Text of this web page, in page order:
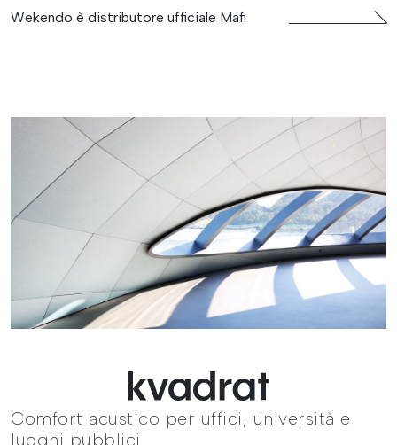
Wekendo è distributore ufficiale Mafi
Comfort acustico per uffici, università e
luoghi pubblici